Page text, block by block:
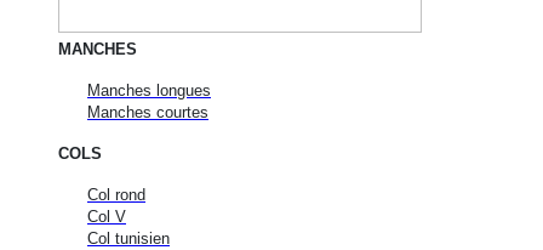
MANCHES
Manches longues
Manches courtes
COLS
Col rond
Col V
Col tunisien